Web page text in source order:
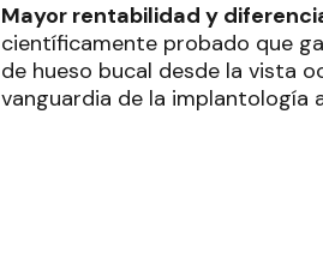
Mayor rentabilidad y
científicamente probado que
de hueso bucal desde la vista
vanguardia de la implantología